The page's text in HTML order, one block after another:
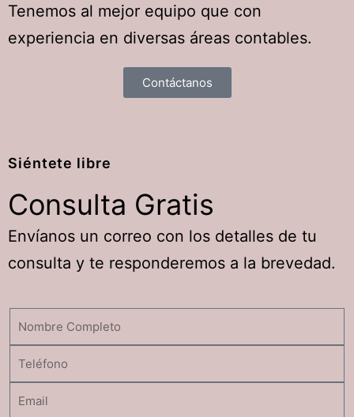
Tenemos al mejor equipo que con
experiencia en diversas áreas contables.
Contáctanos
Siéntete libre
Consulta Gratis
Envíanos un correo con los detalles de tu
consulta y te responderemos a la brevedad.